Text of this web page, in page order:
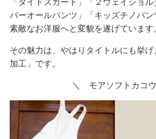
バーオールパンツ」「キッズチノパ
素敵なお洋服へと変貌を遂げています
その魅力は、やはりタイトルにも挙
加工」です。
＼ モアソフトカコ